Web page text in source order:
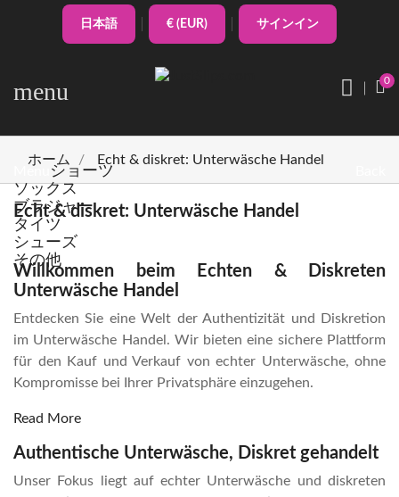
日本語 € (EUR) サインイン
menu 0
ショーツ
ソックス
ブラジャー
タイツ
シューズ
その他
ホーム Echt & diskret: Unterwäsche Handel
Echt & diskret: Unterwäsche Handel
Willkommen beim Echten & Diskreten
Unterwäsche Handel
Entdecken Sie eine Welt der Authentizität und Diskretion
im Unterwäsche Handel. Wir bieten eine sichere Plattform
für den Kauf und Verkauf von echter Unterwäsche, ohne
Kompromisse bei Ihrer Privatsphäre einzugehen.
Read More
Authentische Unterwäsche, Diskret gehandelt
Unser Fokus liegt auf echter Unterwäsche und diskreten